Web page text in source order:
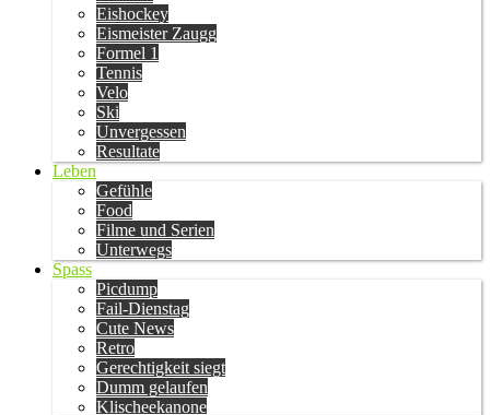
Eishockey
Eismeister Zaugg
Formel 1
Tennis
Velo
Ski
Unvergessen
Resultate
Leben
Gefühle
Food
Filme und Serien
Unterwegs
Spass
Picdump
Fail-Dienstag
Cute News
Retro
Gerechtigkeit siegt
Dumm gelaufen
Klischeekanone